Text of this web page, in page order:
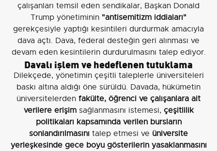
çalışanları temsil eden sendikalar, Başkan Donald
Trump yönetiminin "antisemitizm iddiaları"
gerekçesiyle yaptığı kesintileri durdurmak amacıyla
dava açtı. Dava, federal desteğin geri alınması ve
devam eden kesintilerin durdurulmasını talep ediyor.
Davalı işlem ve hedeflenen tutuklama
Dilekçede, yönetimin çeşitli taleplerle üniversiteleri
baskı altına aldığı öne sürüldü. Davada, hükümetin
üniversitelerden fakülte, öğrenci ve çalışanlara ait
verilere erişimsağlanmasını istemesi, çeşitlilik
politikaları kapsamında verilen bursların
sonlandırılmasını talep etmesi ve üniversite
yerleşkesinde gece boyu gösterilerin yasaklanmasını